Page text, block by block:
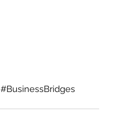
#BusinessBridges